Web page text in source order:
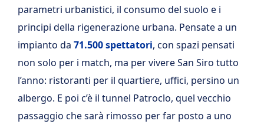
parametri urbanistici, il consumo del suolo e i
principi della rigenerazione urbana. Pensate a un
impianto da 71.500 spettatori, con spazi pensati
non solo per i match, ma per vivere San Siro tutto
l’anno: ristoranti per il quartiere, uffici, persino un
albergo. E poi c’è il tunnel Patroclo, quel vecchio
passaggio che sarà rimosso per far posto a uno